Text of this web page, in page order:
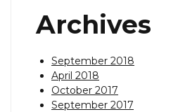
Archives
September 2018
April 2018
October 2017
September 2017